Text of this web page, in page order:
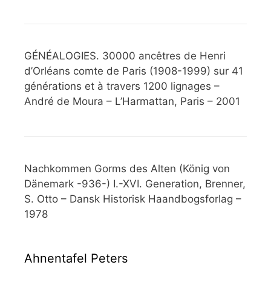
GÉNÉALOGIES. 30000 ancêtres de Henri
d’Orléans comte de Paris (1908-1999) sur 41
générations et à travers 1200 lignages –
André de Moura – L’Harmattan, Paris – 2001
Nachkommen Gorms des Alten (König von
Dänemark -936-) I.-XVI. Generation, Brenner,
S. Otto – Dansk Historisk Haandbogsforlag –
1978
Ahnentafel Peters